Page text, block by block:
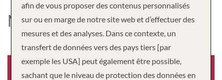
NIEUW STATENDAM
afin de vous proposer des contenus personnalisés
sur ou en marge de notre site web et d’effectuer des
mesures et des analyses. Dans ce contexte, un
transfert de données vers des pays tiers [par
exemple les USA] peut également être possible,
sachant que le niveau de protection des données en